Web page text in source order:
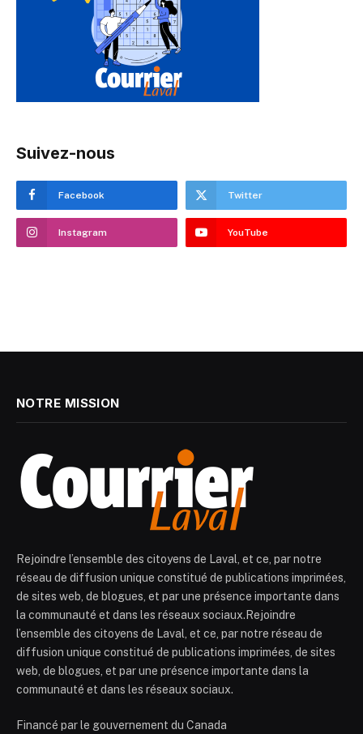
Suivez-nous
Facebook Twitter
Instagram YouTube
NOTRE MISSION
Rejoindre l’ensemble des citoyens de Laval, et ce, par notre
réseau de diffusion unique constitué de publications imprimées,
de sites web, de blogues, et par une présence importante dans
la communauté et dans les réseaux sociaux.Rejoindre
l’ensemble des citoyens de Laval, et ce, par notre réseau de
diffusion unique constitué de publications imprimées, de sites
web, de blogues, et par une présence importante dans la
communauté et dans les réseaux sociaux.
Financé par le gouvernement du Canada